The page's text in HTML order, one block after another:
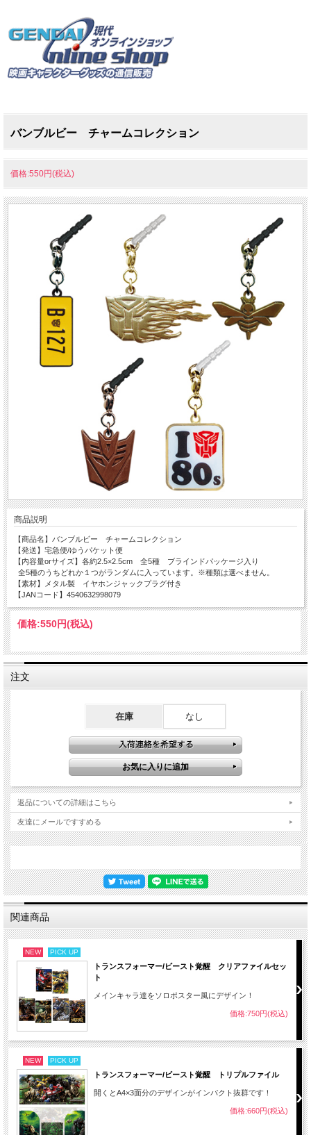
バンブルビー チャームコレクション
価格:550円(税込)
商品説明
【商品名】バンブルビー チャームコレクション
【発送】宅急便/ゆうパケット便
【内容量orサイズ】各約2.5×2.5cm 全5種 ブラインドパッケージ入り
全5種のうちどれか１つがランダムに入っています。※種類は選べません。
【素材】メタル製 イヤホンジャックプラグ付き
【JANコード】4540632998079
価格:550円(税込)
注文
在庫 なし
返品についての詳細はこちら
友達にメールですすめる
関連商品
NEW PICK UP
トランスフォーマー/ビースト覚醒 クリアファイルセッ
ト
メインキャラ達をソロポスター風にデザイン！
価格:750円(税込)
NEW PICK UP
トランスフォーマー/ビースト覚醒 トリプルファイル
開くとA4×3面分のデザインがインパクト抜群です！
価格:660円(税込)